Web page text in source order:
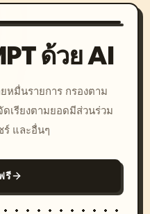
ด้วย AI
หมื่นรายการ กรองตาม
ดเรียงตามยอดมีส่วนร่วม
และอื่นๆ
รี